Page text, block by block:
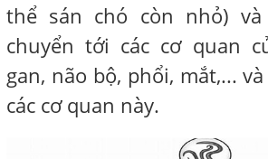
thể sán chó còn nhỏ)
chuyển tới các cơ quan
gan, não bộ, phổi, mắt,...
các cơ quan này.